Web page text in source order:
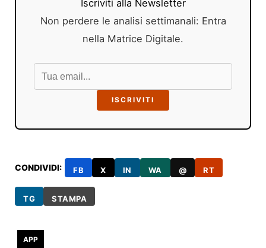
Iscriviti alla Newsletter
Non perdere le analisi settimanali: Entra
nella Matrice Digitale.
ISCRIVITI
CONDIVIDI: FB X IN WA @ RT
TG STAMPA
APP